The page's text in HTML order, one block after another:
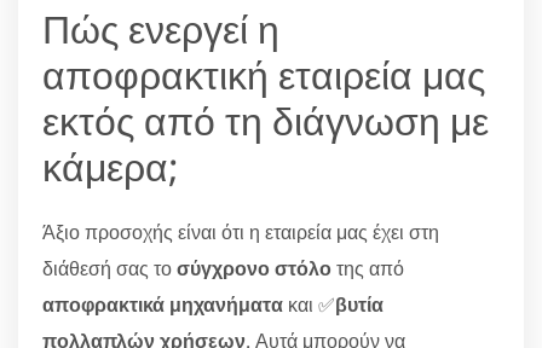
Πώς ενεργεί η
αποφρακτική εταιρεία μας
εκτός από τη διάγνωση με
κάμερα;
Άξιο προσοχής είναι ότι η εταιρεία μας έχει στη
διάθεσή σας τοσύγχρονο στόλοτης από
αποφρακτικά μηχανήματα και ✅βυτία
πολλαπλών χρήσεων. Αυτά μπορούν να